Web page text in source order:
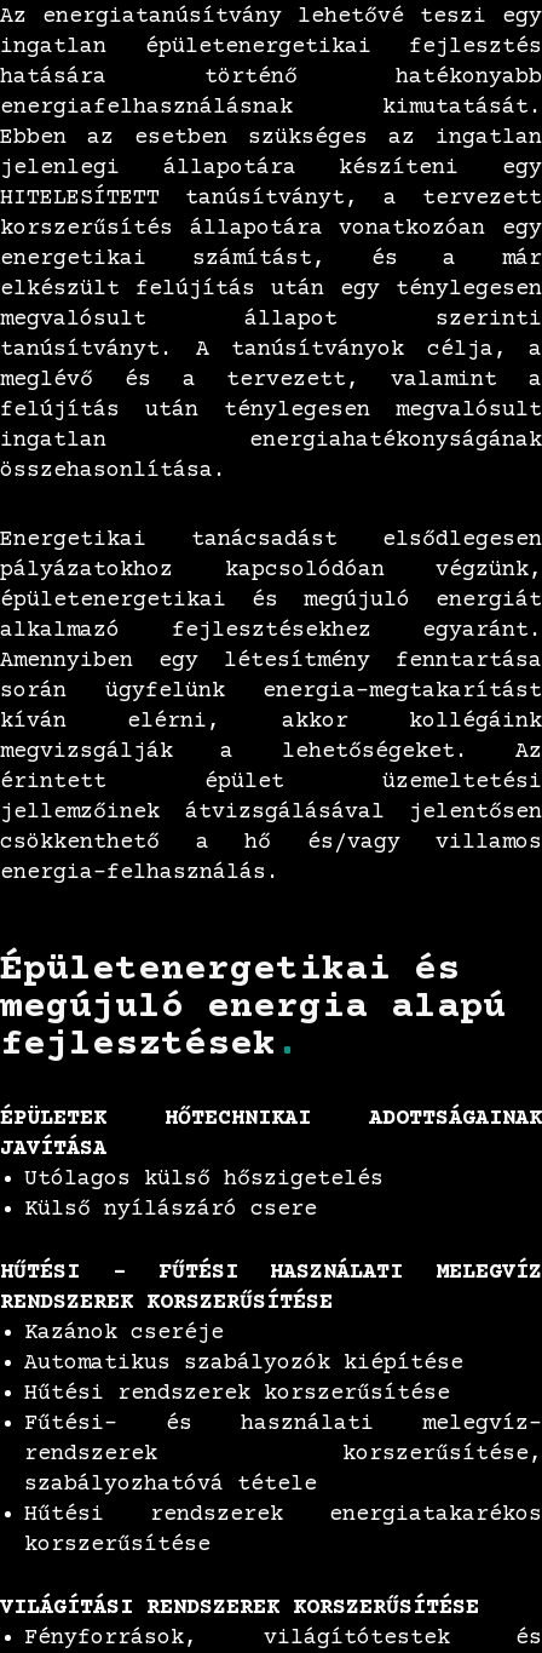
Az energiatanúsítvány lehetővé teszi egy
ingatlan épületenergetikai fejlesztés
hatására történő hatékonyabb
energiafelhasználásnak kimutatását.
Ebben az esetben szükséges az ingatlan
jelenlegi állapotára készíteni egy
HITELESÍTETT tanúsítványt, a tervezett
korszerűsítés állapotára vonatkozóan egy
energetikai számítást, és a már
elkészült felújítás után egy ténylegesen
megvalósult állapot szerinti
tanúsítványt. A tanúsítványok célja, a
meglévő és a tervezett, valamint a
felújítás után ténylegesen megvalósult
ingatlan energiahatékonyságának
összehasonlítása.
Energetikai tanácsadást elsődlegesen
pályázatokhoz kapcsolódóan végzünk,
épületenergetikai és megújuló energiát
alkalmazó fejlesztésekhez egyaránt.
Amennyiben egy létesítmény fenntartása
során ügyfelünk energia-megtakarítást
kíván elérni, akkor kollégáink
megvizsgálják a lehetőségeket. Az
érintett épület üzemeltetési
jellemzőinek átvizsgálásával jelentősen
csökkenthető a hő és/vagy villamos
energia-felhasználás.
Épületenergetikai és
megújuló energia alapú
fejlesztések .
ÉPÜLETEK HŐTECHNIKAI ADOTTSÁGAINAK
JAVÍTÁSA
Utólagos külső hőszigetelés
Külső nyílászáró csere
HŰTÉSI – FŰTÉSI HASZNÁLATI MELEGVÍZ
RENDSZEREK KORSZERŰSÍTÉSE
Kazánok cseréje
Automatikus szabályozók kiépítése
Hűtési rendszerek korszerűsítése
Fűtési- és használati melegvíz-
rendszerek korszerűsítése,
szabályozhatóvá tétele
Hűtési rendszerek energiatakarékos
korszerűsítése
VILÁGÍTÁSI RENDSZEREK KORSZERŰSÍTÉSE
Fényforrások, világítótestek és